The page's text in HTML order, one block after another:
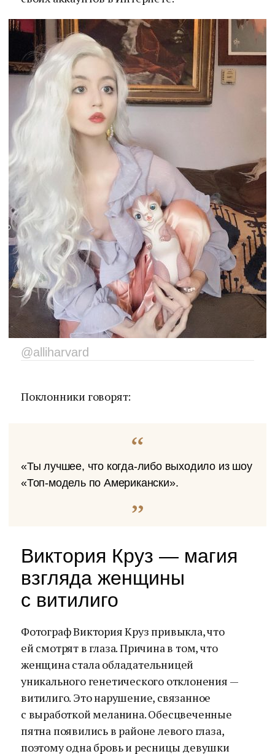
@alliharvard
Поклонники говорят:
«Ты лучшее, что когда-либо выходило из шоу
«Топ-модель по Американски».
Виктория Круз — магия
взгляда женщины
с витилиго
Фотограф Виктория Круз привыкла, что
ей смотрят в глаза. Причина в том, что
женщина стала обладательницей
уникального генетического отклонения —
витилиго. Это нарушение, связанное
с выработкой меланина. Обесцвеченные
пятна появились в районе левого глаза,
поэтому одна бровь и ресницы девушки